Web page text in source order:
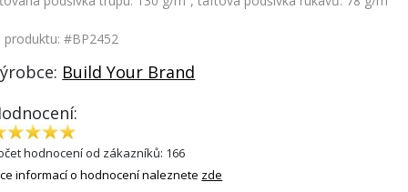
produktu: #BP2452
Build Your Brand
hodnocení od zákazníků: 166
informací o hodnocení naleznete zde